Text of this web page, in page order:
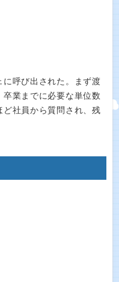
呼び出された。まず渡
業までに必要な単位数
ど社員から質問され、残